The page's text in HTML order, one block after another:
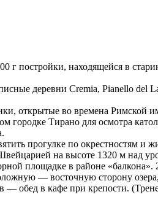
г постройки, находящейся в
деревни Cremia, Pianello
открытые во времена Римской
Тирано для осмотра
прогулке по окрестностям и
на высоте 1320 м над
площадке в районе
— восточную сторону
обед в кафе при крепости.